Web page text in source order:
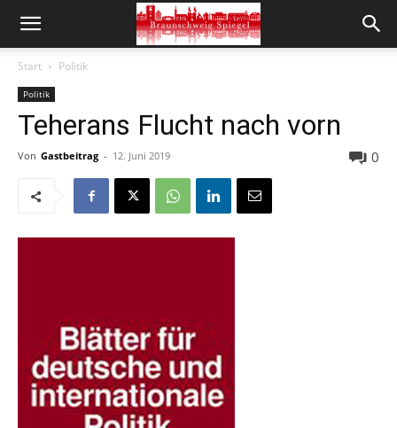
Start Politik
Politik
Teherans Flucht nach vorn
Von Gastbeitrag - 12. Juni 2019 0